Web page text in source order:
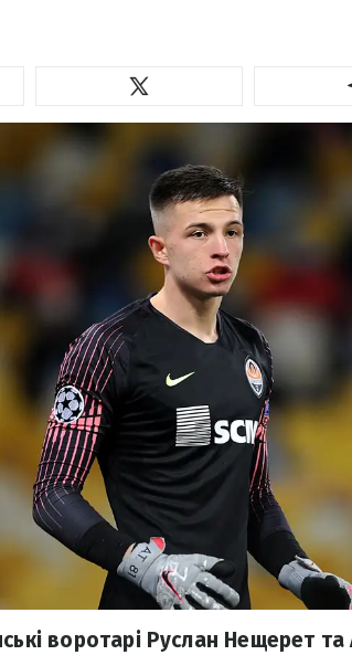
воротарі Руслан Нещерет